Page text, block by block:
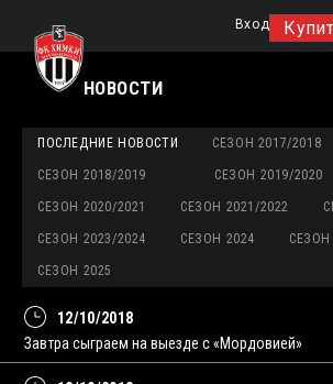
Вход
НОВОСТИ
ПОСЛЕДНИЕ НОВОСТИ СЕЗОН 2017/2018
СЕЗОН 2018/2019 СЕЗОН 2019/2020
СЕЗОН 2020/2021 СЕЗОН 2021/2022
СЕЗОН 2023/2024 СЕЗОН 2024 СЕЗОН
СЕЗОН 2025
12/10/2018
Завтра сыграем на выезде с «Мордовией»